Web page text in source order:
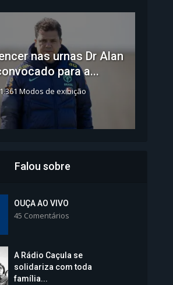
nas urnas Dr Alan
para a...
1.361 Modos de exibição
da Polícia...
Falou sobre
OUÇA AO VIVO
45 Comentários
A Rádio Caçula se
solidariza com toda
família...